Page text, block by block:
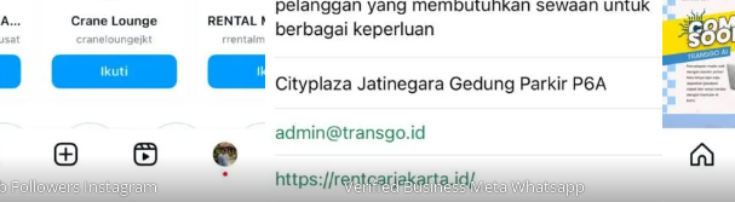
Followers Instagram Verified Business Meta Whatsapp